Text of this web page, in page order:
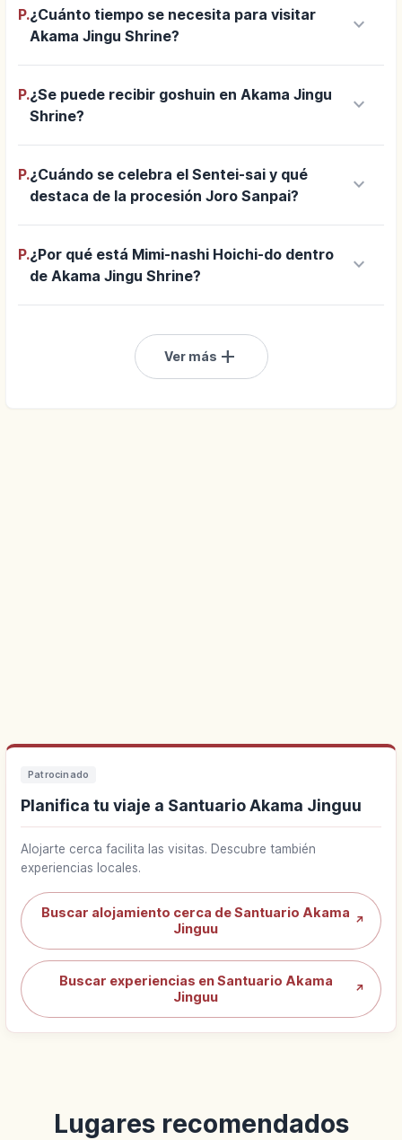
P.¿Cuánto tiempo se necesita para visitar
Akama Jingu Shrine?
keyboard_arrow_down
P.¿Se puede recibir goshuin en Akama Jingu
Shrine?
keyboard_arrow_down
P.¿Cuándo se celebra el Sentei-sai y qué
destaca de la procesión Joro Sanpai?
keyboard_arrow_down
P.¿Por qué está Mimi-nashi Hoichi-do dentro
de Akama Jingu Shrine?
keyboard_arrow_down
Ver más add
Patrocinado
Planifica tu viaje a Santuario Akama Jinguu
Alojarte cerca facilita las visitas. Descubre también
experiencias locales.
Buscar alojamiento cerca de Santuario Akama
Jinguu
↗
Buscar experiencias en Santuario Akama
Jinguu
↗
Lugares recomendados